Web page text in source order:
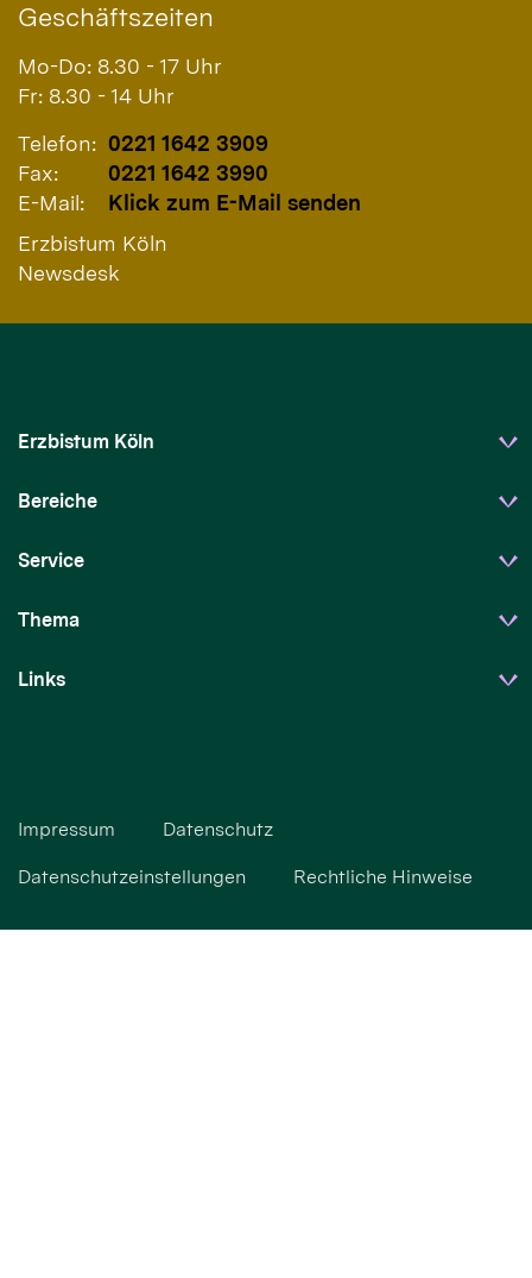
Geschäftszeiten
Mo-Do: 8.30 - 17 Uhr
Fr: 8.30 - 14 Uhr
Telefon: 0221 1642 3909
Fax:
0221 1642 3990
E-Mail:
Klick zum E-Mail senden
Erzbistum Köln
Newsdesk
Erzbistum Köln
Bereiche
Service
Thema
Links
Impressum Datenschutz
Datenschutzeinstellungen Rechtliche Hinweise